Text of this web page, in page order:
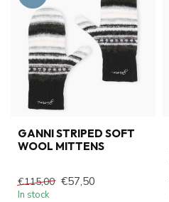
GANNI STRIPED SOFT
WOOL MITTENS
€115,00 €57,50
In stock